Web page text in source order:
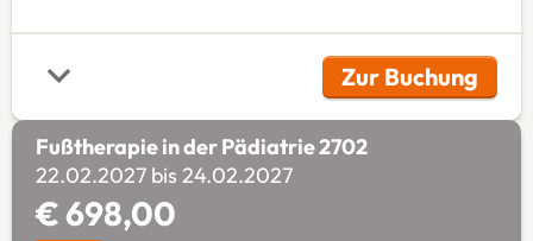
Zur Buchung
(Öffnet in
Fußtherapie in der Pädiatrie 2702
22.02.2027 bis 24.02.2027
€ 698,00